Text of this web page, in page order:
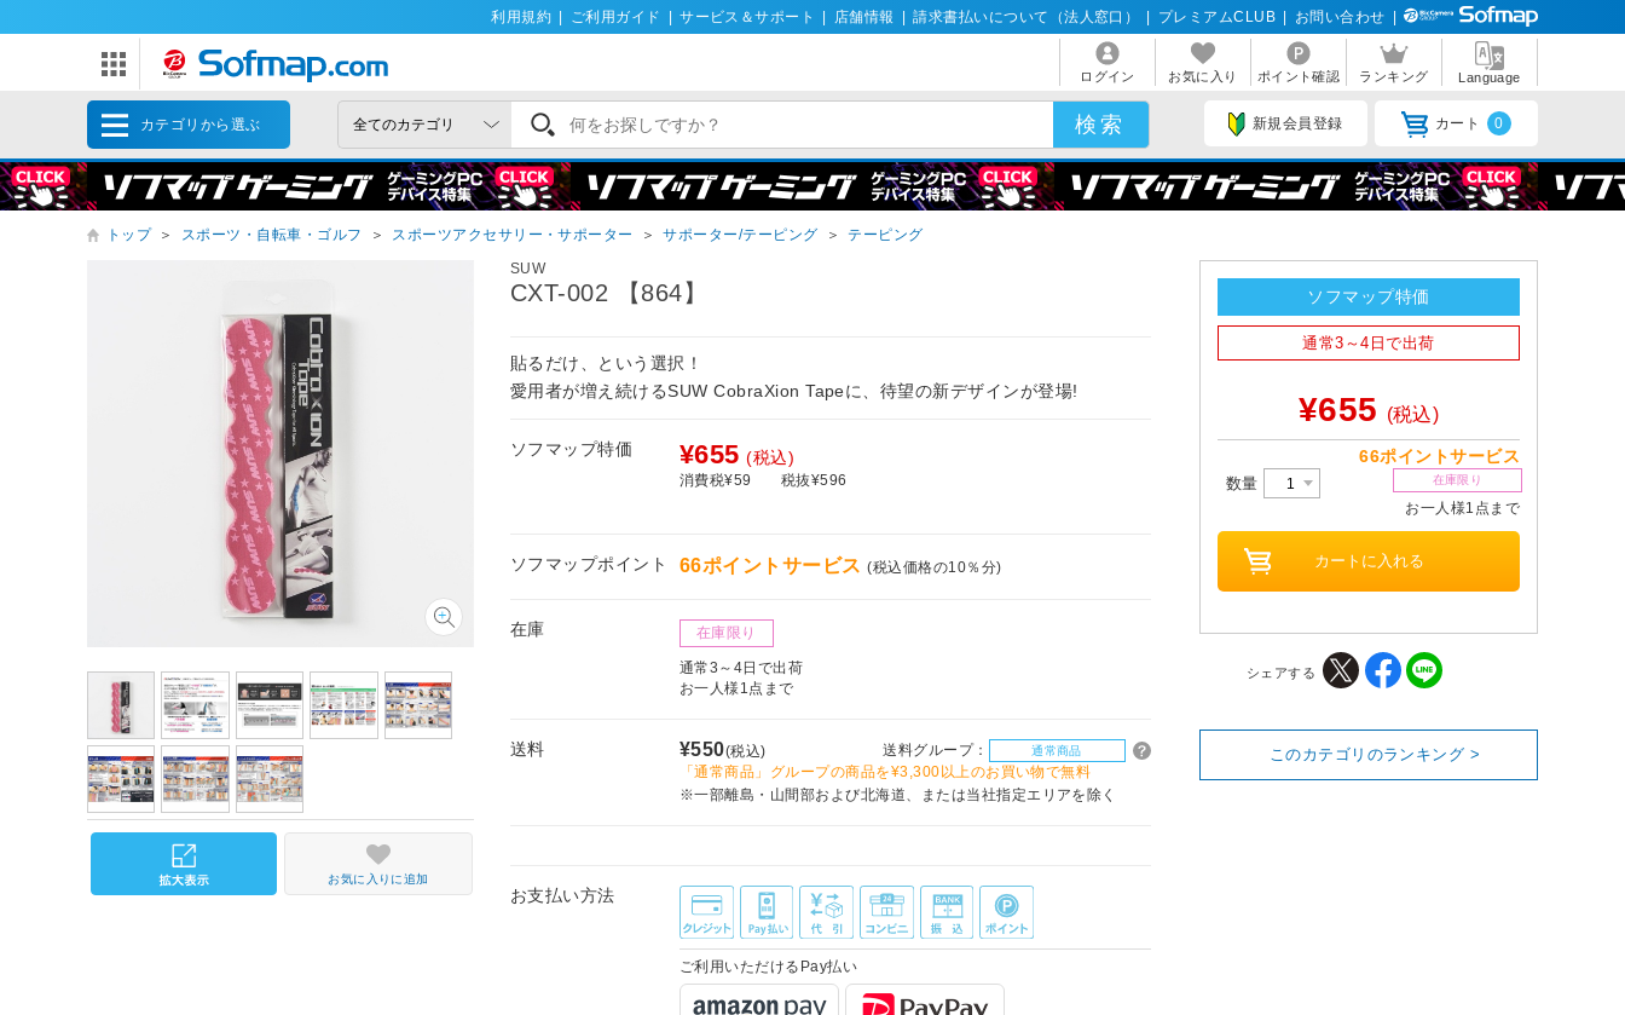
利用規約 ご利用ガイド サービス＆サポート 店舗情報 請求書払いについて（法人窓口） プレミアムCLUB お問い合わせ
ログイン お気に入り ポイント確認 ランキング Language
カテゴリから選ぶ 新規会員登録 カート 0
トップ ＞ スポーツ・自転車・ゴルフ ＞ スポーツアクセサリー・サポーター ＞ サポーター/テーピング ＞
テーピング
SUW
CXT-002 【864】
貼るだけ、という選択！
愛用者が増え続けるSUW CobraXion Tapeに、待望の新デザインが登場!
ソフマップ特価 ¥655 (税込)
消費税¥59 税抜¥596
ソフマップポイント 66ポイントサービス(税込価格の10％分)
在庫 在庫限り
通常3～4日で出荷
お一人様1点まで
送料 ¥550(税込) 送料グループ： 通常商品
「通常商品」グループの商品を¥3,300以上のお買い物で無料
※一部離島・山間部および北海道、または当社指定エリアを除く
お支払い方法
ご利用いただけるPay払い
お気に入りに追加
ソフマップ特価
通常3～4日で出荷
¥655 (税込)
66ポイントサービス
数量 在庫限り
お一人様1点まで
シェアする
このカテゴリのランキング >